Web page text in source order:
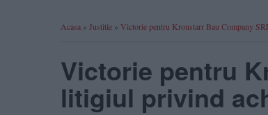
Acasa » Justitie » Victorie pentru Kronstarr Bau Company
Victorie pentru
litigiul privind